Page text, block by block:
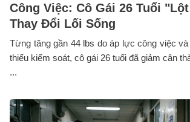
Công Việc: Cô Gái 26 Tuổi
Thay Đổi Lối Sống
Từng tăng gần 44 lbs do áp lực công việc và
thiếu kiểm soát, cô gái 26 tuổi đã giảm cân
...